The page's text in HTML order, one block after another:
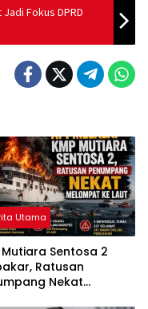
Fokus DPRD
Utama
Mutiara Sentosa 2
Ratusan
Nekat